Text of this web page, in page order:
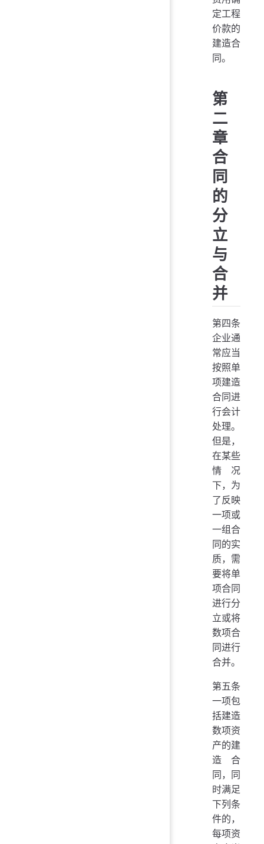
定工程
价款的
建造合
同。
第
二
章
合
同
的
分
立
与
合
并
第四条
企业通
常应当
按照单
项建造
合同进
行会计
处理。
但是，
在某些
情况
下，为
了反映
一项或
一组合
同的实
质，需
要将单
项合同
进行分
立或将
数项合
同进行
合并。
第五条
一项包
括建造
数项资
产的建
造合
同，同
时满足
下列条
件的，
每项资